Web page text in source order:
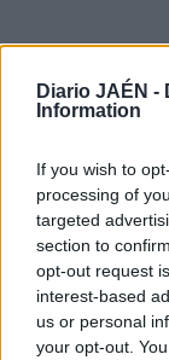
Diario JAÉN -
Information
If you wish to
processing of
targeted
section to
opt-out request
interest-based
us or personal
your opt-out.